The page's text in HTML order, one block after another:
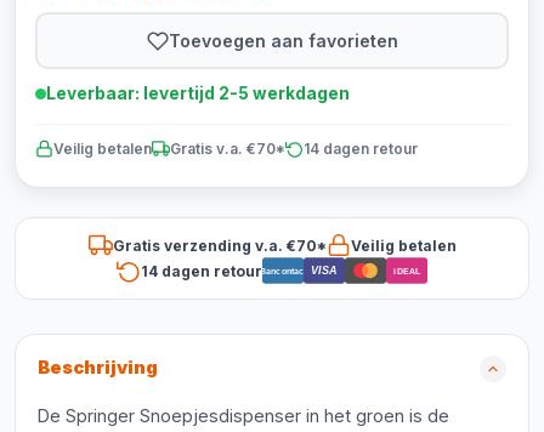
Toevoegen aan favorieten
Leverbaar: levertijd 2-5 werkdagen
Veilig betalen Gratis v.a. €70* 14 dagen retour
Gratis verzending v.a. €70*
Veilig betalen
14 dagen retourBancontact VISA iDEAL
Beschrijving
De Springer Snoepjesdispenser in het groen is de